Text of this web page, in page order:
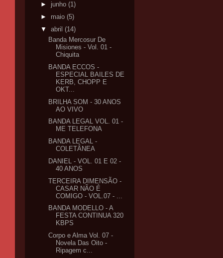
► junho (1)
► maio (5)
▼ abril (14)
Banda Mercosur De
Misiones - Vol. 01 -
Chiquita
BANDA ECCOS -
ESPECIAL BAILES DE
KERB, CHOPP E
OKT...
BRILHA SOM - 30 ANOS
AO VIVO
BANDA LEGAL VOL. 01 -
ME TELEFONA
BANDA LEGAL -
COLETÂNEA
DANIEL - VOL. 01 E 02 -
40 ANOS
TERCEIRA DIMENSÃO -
CASAR NÃO É
COMIGO - VOL.07 - ...
BANDA MODELLO - A
FESTA CONTINUA 320
KBPS
Corpo e Alma Vol. 07 -
Novela Das Oito -
Ripagem c...